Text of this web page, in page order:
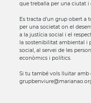
que treballa per una ciutat i
Es tracta d’un grup obert
per una societat on el
a la justícia social i el
la sostenibilitat ambiental i
social, al servei de les
econòmics i polítics.
Si tu també vols lluitar amb